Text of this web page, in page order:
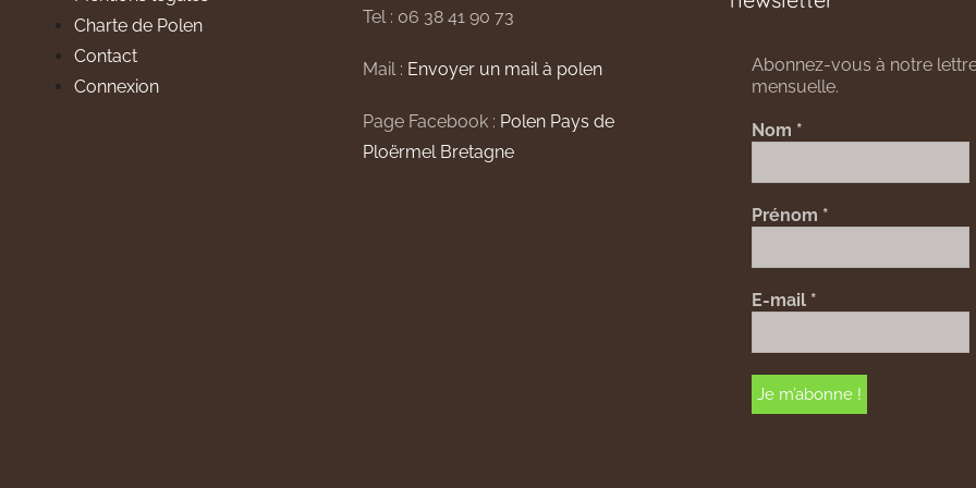
Charte de Polen
Contact
Connexion
Tel : 06 38 41 90 73
Mail : Envoyer un mail à polen
Page Facebook : Polen Pays de
Ploërmel Bretagne
Abonnez-vous à notre
mensuelle.
Nom *
Prénom *
E-mail *